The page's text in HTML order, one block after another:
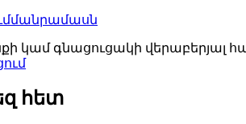
մանրամասն
կամ գնացուցակի վերաբերյալ
հետ